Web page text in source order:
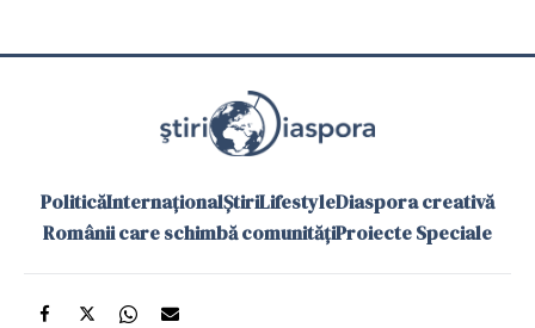
PoliticăInternaționalȘtiriLifestyleDiaspora creativă
Românii care schimbă comunitățiProiecte Speciale